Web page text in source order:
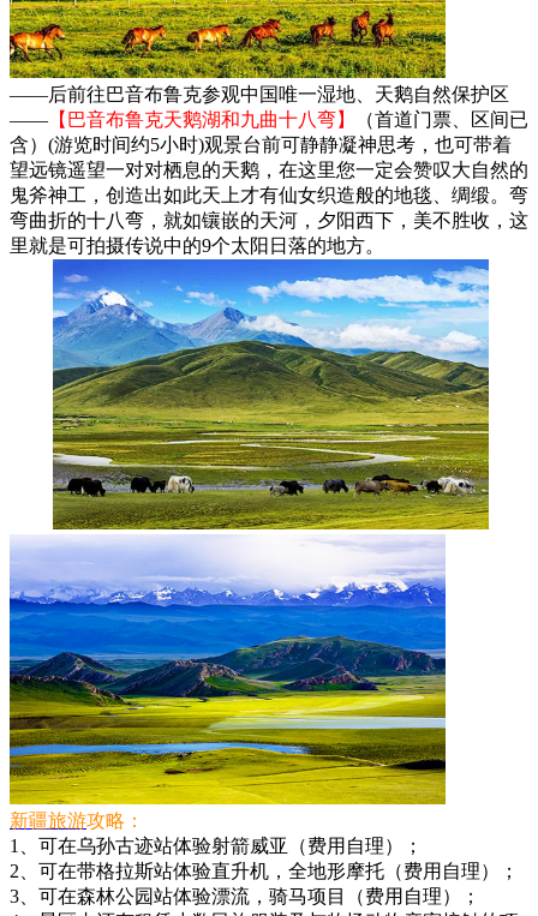
——后前往巴音布鲁克参观中国唯一湿地、天鹅自然保护区
—— 【巴音布鲁克天鹅湖和九曲十八弯】
（首道门票、区间已
含）(游览时间约5小时)观景台前可静静凝神思考，也可带着
望远镜遥望一对对栖息的天鹅，在这里您一定会赞叹大自然的
鬼斧神工，创造出如此天上才有仙女织造般的地毯、绸缎。弯
弯曲折的十八弯，就如镶嵌的天河，夕阳西下，美不胜收，这
里就是可拍摄传说中的9个太阳日落的地方。
新疆旅游攻略：
1、可在乌孙古迹站体验射箭威亚（费用自理）；
2、可在带格拉斯站体验直升机，全地形摩托（费用自理）；
3、可在森林公园站体验漂流，骑马项目（费用自理）；